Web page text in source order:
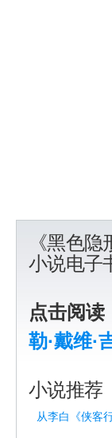
《黑色
小说电子
点击阅读
勒·戴维·
小说推荐
从李白《侠客